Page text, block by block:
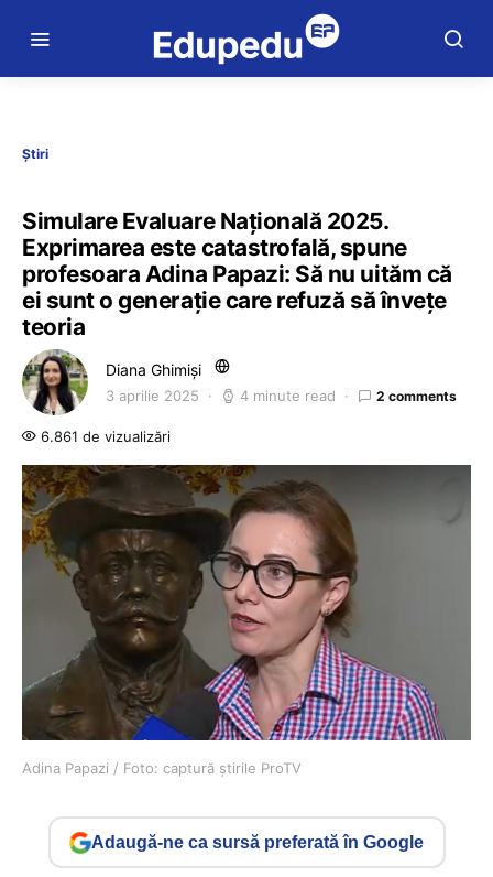
Știri
Simulare Evaluare Națională 2025.
Exprimarea este catastrofală, spune
profesoara Adina Papazi: Să nu uităm că
ei sunt o generație care refuză să învețe
teoria
Diana Ghimiși
3 aprilie 2025 4 minute read 2 comments
6.861 de vizualizări
Adina Papazi / Foto: captură știrile ProTV
Adaugă-ne ca sursă preferată în Google